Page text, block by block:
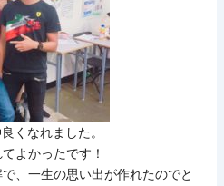
くなれました。
よかったです！
、一生の思い出が作れたのでと